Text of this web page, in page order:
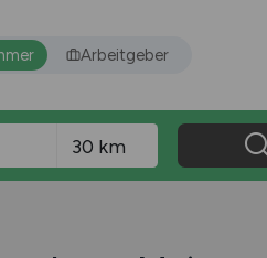
Arbeitgeber